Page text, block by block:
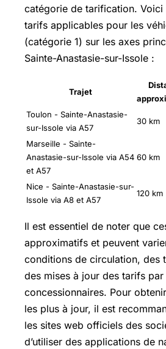
catégorie de tarification. Voici
tarifs applicables pour les
(catégorie 1) sur les axes
Sainte-Anastasie-sur-Issole :
Trajet
Toulon - Sainte-Anastasie-
sur-Issole via A57
30 km
Marseille - Sainte-
Anastasie-sur-Issole via A54
et A57
60 km
Nice - Sainte-Anastasie-sur-
Issole via A8 et A57
120 km
Il est essentiel de noter que
approximatifs et peuvent
conditions de circulation, des
des mises à jour des tarifs
concessionnaires. Pour
les plus à jour, il est
les sites web officiels des
d’utiliser des applications de